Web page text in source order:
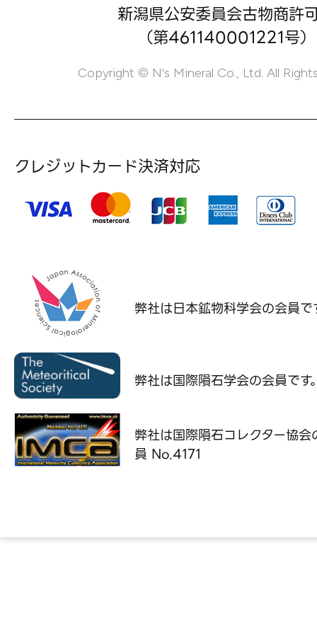
新潟県公安委員会古物商許
（第461140001221号）
Copyright © N's Mineral Co., Ltd. All
クレジットカード決済対応
弊社は日本鉱物科学会の会員で
弊社は国際隕石学会の会員です
弊社は国際隕石コレクター協会
員 No.4171